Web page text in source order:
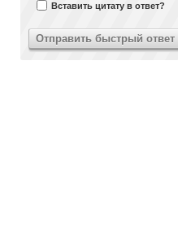
Вставить цитату в ответ?